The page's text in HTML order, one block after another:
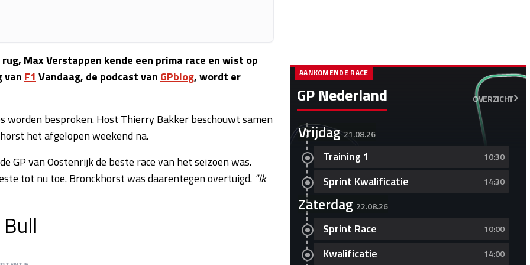
Max Verstappen kende een prima race en wist op
van F1 Vandaag, de podcast van GPblog, wordt er
besproken. Host Thierry Bakker beschouwt samen
het afgelopen weekend na.
van Oostenrijk de beste race van het seizoen was.
tot nu toe. Bronckhorst was daarentegen overtuigd. "Ik
GP Nederland OVERZICHT
AANKOMENDE RACE
Vrijdag 21.08.26
Training 1 10:30
Sprint Kwalificatie 14:30
Zaterdag 22.08.26
Sprint Race 10:00
Kwalificatie 14:00